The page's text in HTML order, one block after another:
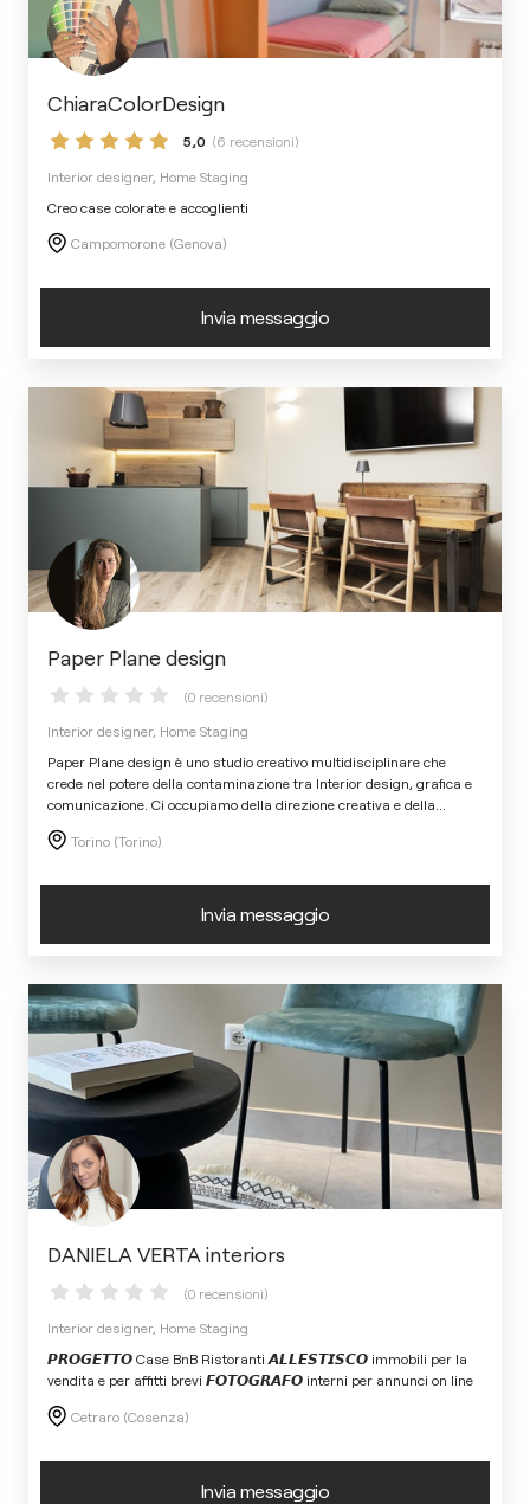
ChiaraColorDesign
5,0 (6 recensioni)
Interior designer, Home Staging
Creo case colorate e accoglienti
Campomorone (Genova)
Invia messaggio
Paper Plane design
(0 recensioni)
Interior designer, Home Staging
Paper Plane design è uno studio creativo multidisciplinare che
crede nel potere della contaminazione tra Interior design, grafica e
comunicazione. Ci occupiamo della direzione creativa e della
Torino (Torino)
Invia messaggio
DANIELA VERTA interiors
(0 recensioni)
Interior designer, Home Staging
𝙋𝙍𝙊𝙂𝙀𝙏𝙏𝙊 Case BnB Ristoranti 𝘼𝙇𝙇𝙀𝙎𝙏𝙄𝙎𝘾𝙊 immobili per la
vendita e per affitti brevi 𝙁𝙊𝙏𝙊𝙂𝙍𝘼𝙁𝙊 interni per annunci on line
Cetraro (Cosenza)
Invia messaggio